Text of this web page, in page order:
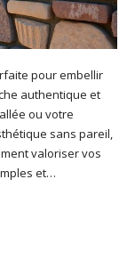
pour embellir
authentique et
ou votre
sans pareil,
valoriser vos
et…